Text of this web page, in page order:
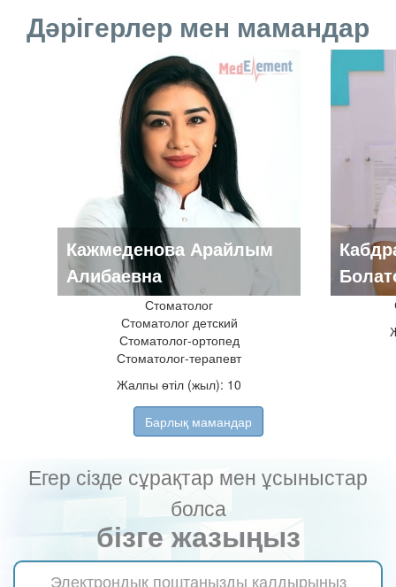
Дәрігерлер мен мамандар
Кажмеденова Арайлым
Алибаевна
Стоматолог
Стоматолог детский
Стоматолог-ортопед
Стоматолог-терапевт
Жалпы өтіл (жыл): 10
Барлық мамандар
Егер сізде сұрақтар мен ұсыныстар
болса
бізге жазыңыз